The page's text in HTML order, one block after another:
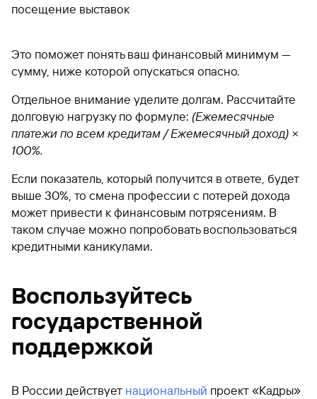
посещение выставок
Это поможет понять ваш финансовый минимум —
сумму, ниже которой опускаться опасно.
Отдельное внимание уделите долгам. Рассчитайте
долговую нагрузку по формуле: (Ежемесячные
платежи по всем кредитам / Ежемесячный доход) ×
100%.
Если показатель, который получится в ответе, будет
выше 30%, то смена профессии с потерей дохода
может привести к финансовым потрясениям. В
таком случае можно попробовать воспользоваться
кредитными каникулами.
Воспользуйтесь
государственной
поддержкой
В России действует национальный проект «Кадры»